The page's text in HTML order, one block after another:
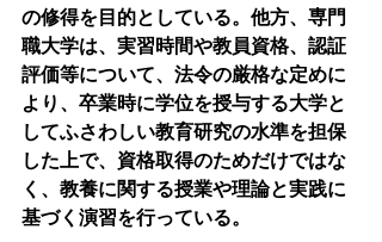
の修得を目的としている。他方、専門
職大学は、実習時間や教員資格、認証
評価等について、法令の厳格な定めに
より、卒業時に学位を授与する大学と
してふさわしい教育研究の水準を担保
した上で、資格取得のためだけではな
く、教養に関する授業や理論と実践に
基づく演習を行っている。